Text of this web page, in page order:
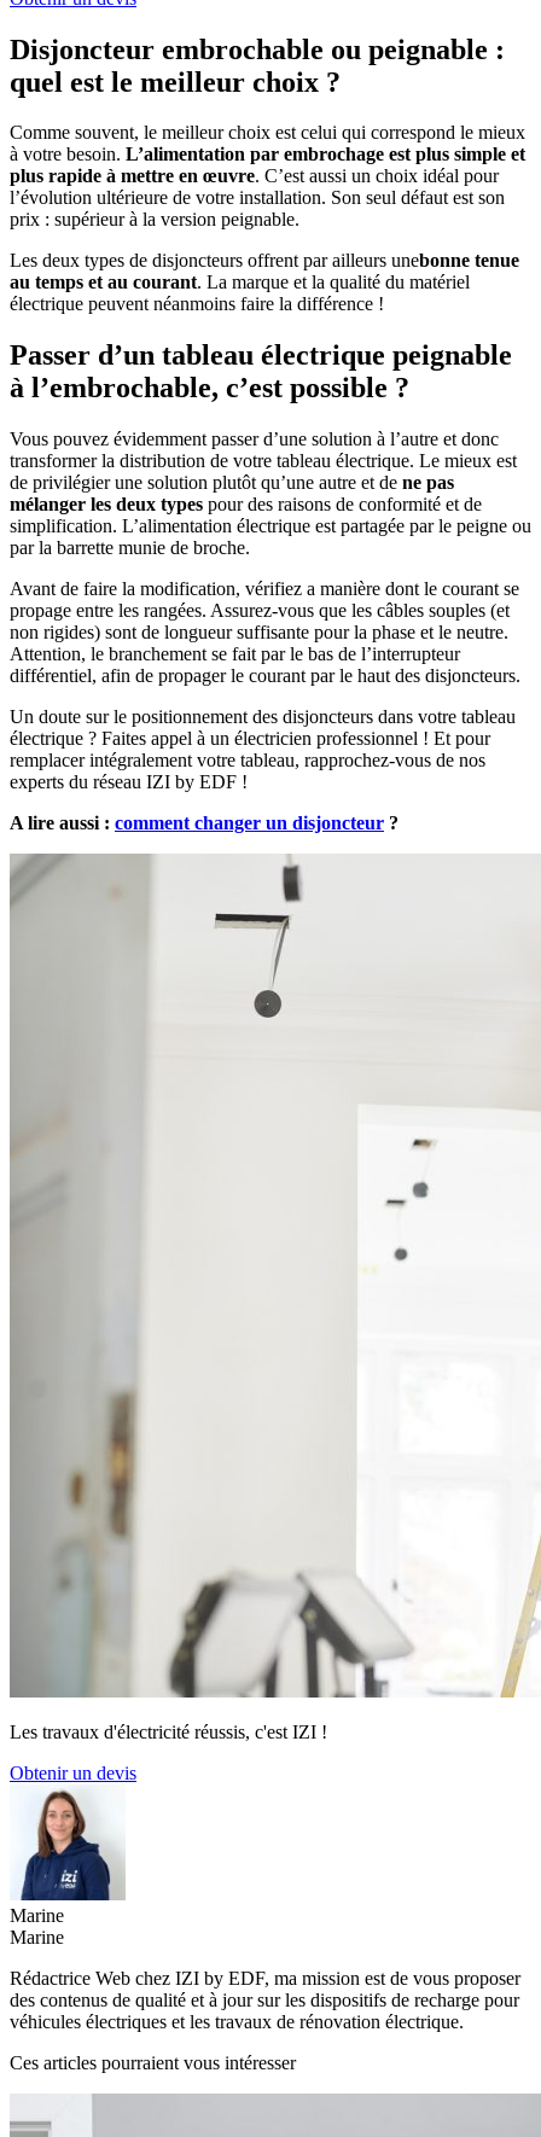
Disjoncteur embrochable ou peignable :
quel est le meilleur choix ?
Comme souvent, le meilleur choix est celui qui correspond le mieux
à votre besoin. L’alimentation par embrochage est plus simple et
plus rapide à mettre en œuvre. C’est aussi un choix idéal pour
l’évolution ultérieure de votre installation. Son seul défaut est son
prix : supérieur à la version peignable.
Les deux types de disjoncteurs offrent par ailleurs unebonne tenue
au temps et au courant. La marque et la qualité du matériel
électrique peuvent néanmoins faire la différence !
Passer d’un tableau électrique peignable
à l’embrochable, c’est possible ?
Vous pouvez évidemment passer d’une solution à l’autre et donc
transformer la distribution de votre tableau électrique. Le mieux est
de privilégier une solution plutôt qu’une autre et de ne pas
mélanger les deux types pour des raisons de conformité et de
simplification. L’alimentation électrique est partagée par le peigne ou
par la barrette munie de broche.
Avant de faire la modification, vérifiez a manière dont le courant se
propage entre les rangées. Assurez-vous que les câbles souples (et
non rigides) sont de longueur suffisante pour la phase et le neutre.
Attention, le branchement se fait par le bas de l’interrupteur
différentiel, afin de propager le courant par le haut des disjoncteurs.
Un doute sur le positionnement des disjoncteurs dans votre tableau
électrique ? Faites appel à un électricien professionnel ! Et pour
remplacer intégralement votre tableau, rapprochez-vous de nos
experts du réseau IZI by EDF !
A lire aussi : comment changer un disjoncteur ?
Les travaux d'électricité réussis, c'est IZI !
Obtenir un devis
Marine
Marine
Rédactrice Web chez IZI by EDF, ma mission est de vous proposer
des contenus de qualité et à jour sur les dispositifs de recharge pour
véhicules électriques et les travaux de rénovation électrique.
Ces articles pourraient vous intéresser